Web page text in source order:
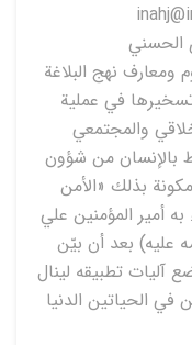
الحسني
ومعارف نهج البلاغة
في عملية
والمجتمعي
بالإنسان من شؤون
بذلك «الأمن
أمير المؤمنين علي
عليه) بعد أن بيّن
آليات تطبيقه لينال
في الحياتين الدنيا